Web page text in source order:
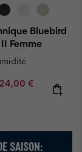
Bluebird
Femme
price:
Maximum sale
24,00 € Regular
SAISON: